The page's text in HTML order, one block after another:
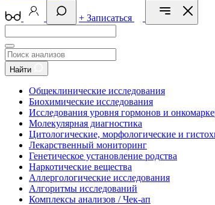
+ Записаться
Найти
Общеклинические исследования
Биохимические исследования
Исследования уровня гормонов и
Молекулярная диагностика
Цитологические, морфологические и
Лекарственный мониторинг
Генетическое установление родства
Наркотические вещества
Аллергологические исследования
Алгоритмы исследований
Комплексы анализов / Чек-ап